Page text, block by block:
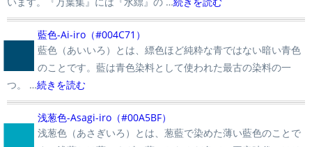
■藍色-Ai-iro（#004C71）
藍色（あいいろ）とは、縹色ほど純粋な青ではない暗い青色
のことです。藍は青色染料として使われた最古の染料の一
つ。 …続きを読む
浅葱色-Asagi-iro（#00A5BF）
浅葱色（あさぎいろ）とは、葱藍で染めた薄い藍色のことで